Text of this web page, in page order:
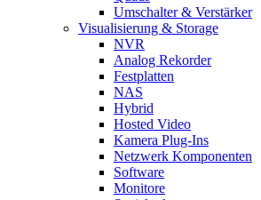
Umschalter & Verstärker
Visualisierung & Storage
NVR
Analog Rekorder
Festplatten
NAS
Hybrid
Hosted Video
Kamera Plug-Ins
Netzwerk Komponenten
Software
Monitore